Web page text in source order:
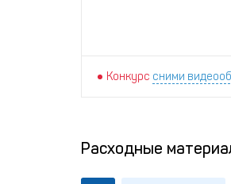
Конкурс сними
Расходные